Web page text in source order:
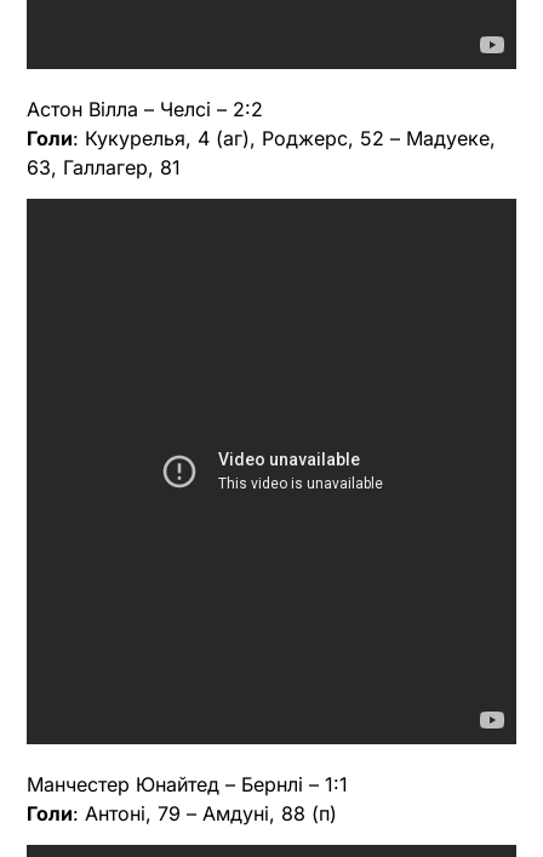
Астон Вілла – Челсі – 2:2
Голи: Кукурелья, 4 (аг), Роджерс, 52 – Мадуеке,
63, Галлагер, 81
Манчестер Юнайтед – Бернлі – 1:1
Голи: Антоні, 79 – Амдуні, 88 (п)